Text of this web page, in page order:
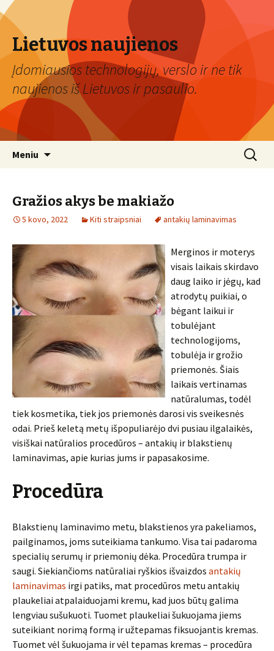
Lietuvos naujienos
Įdomiausios technologijų, verslo ir ne tik
naujienos iš Lietuvos ir pasaulio.
Meniu Ieškoti:
Gražios akys be makiažo
5 kovo, 2022 Kiti straipsniai antakių laminavimas
Merginos ir moterys
visais laikais skirdavo
daug laiko ir jėgų, kad
atrodytų puikiai, o
bėgant laikui ir
tobulėjant
technologijoms,
tobulėja ir grožio
priemonės. Šiais
laikais vertinamas
natūralumas, todėl
tiek kosmetika, tiek jos priemonės darosi vis sveikesnės
odai. Prieš keletą metų išpopuliarėjo dvi pusiau ilgalaikės,
visiškai natūralios procedūros – antakių ir blakstienų
laminavimas, apie kurias jums ir papasakosime.
Procedūra
Blakstienų laminavimo metu, blakstienos yra pakeliamos,
pailginamos, joms suteikiama tankumo. Visa tai padaroma
specialių serumų ir priemonių dėka. Procedūra trumpa ir
saugi. Siekiančioms natūraliai ryškios išvaizdos antakių
laminavimas irgi patiks, mat procedūros metu antakių
plaukeliai atpalaiduojami kremu, kad juos būtų galima
lengviau sušukuoti. Tuomet plaukeliai šukuojama jiems
suteikiant norimą formą ir užtepamas fiksuojantis kremas.
Tuomet vėl šukuojama ir vėl tepamas kremas – procedūra